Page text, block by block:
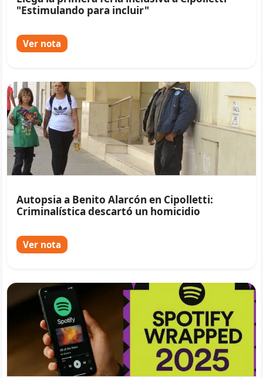
"Estimulando para incluir"
Ver nota
Autopsia a Benito Alarcón en Cipolletti:
Criminalística descartó un homicidio
Ver nota